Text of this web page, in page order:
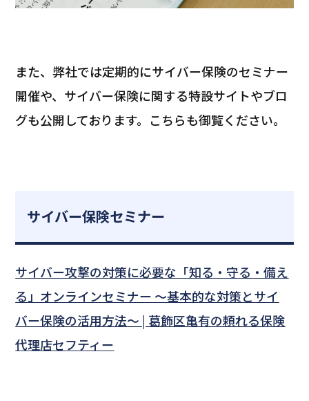
また、弊社では定期的にサイバー保険のセミナー
開催や、サイバー保険に関する特設サイトやブロ
グも公開しております。こちらも御覧ください。
サイバー保険セミナー
サイバー攻撃の対策に必要な「知る・守る・備え
る」オンラインセミナー ～基本的な対策とサイ
バー保険の活用方法～ | 葛飾区亀有の頼れる保険
代理店セフティー